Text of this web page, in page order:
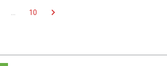
10 chevron_right